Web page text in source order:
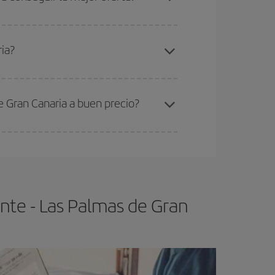
Las Palmas de Gran Canaria-dest
Canaria a buen precio?
- Las Palmas de Gran